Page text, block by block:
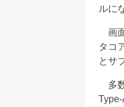
ルに
画
タコ
とサ
多